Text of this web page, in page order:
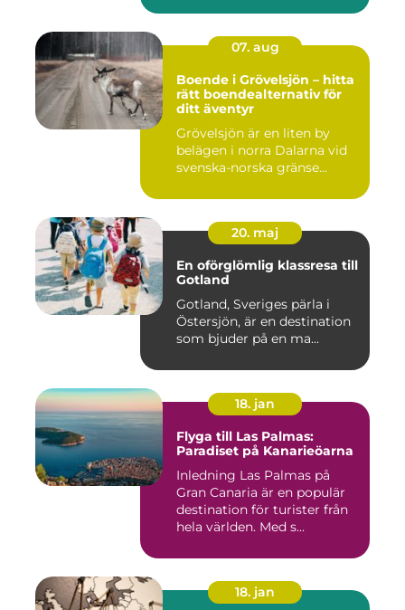
07. aug
Boende i Grövelsjön – hitta
rätt boendealternativ för
ditt äventyr
Grövelsjön är en liten by
belägen i norra Dalarna vid
svenska-norska gränse...
20. maj
En oförglömlig klassresa till
Gotland
Gotland, Sveriges pärla i
Östersjön, är en destination
som bjuder på en ma...
18. jan
Flyga till Las Palmas:
Paradiset på Kanarieöarna
Inledning Las Palmas på
Gran Canaria är en populär
destination för turister från
hela världen. Med s...
18. jan